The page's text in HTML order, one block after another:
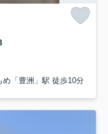
め「豊洲」駅 徒歩10分